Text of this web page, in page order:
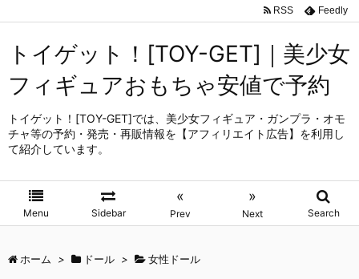
トイゲット！[TOY-GET]｜美少女
フィギュアおもちゃ安値で予約
トイゲット！[TOY-GET]では、美少女フィギュア・ガンプラ・オモ
チャ等の予約・発売・再販情報を【アフィリエイト広告】を利用し
て紹介しています。
Menu Sidebar
«
Prev
»
Next Search
RSS Feedly
ホーム > ドール > 女性ドール